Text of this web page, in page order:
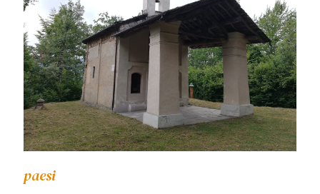
paesi